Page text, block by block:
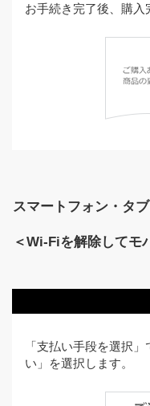
お手続き完了後、購入
スマートフォン・タ
＜Wi-Fiを解除してモ
「支払い手段を選択
い」を選択します。